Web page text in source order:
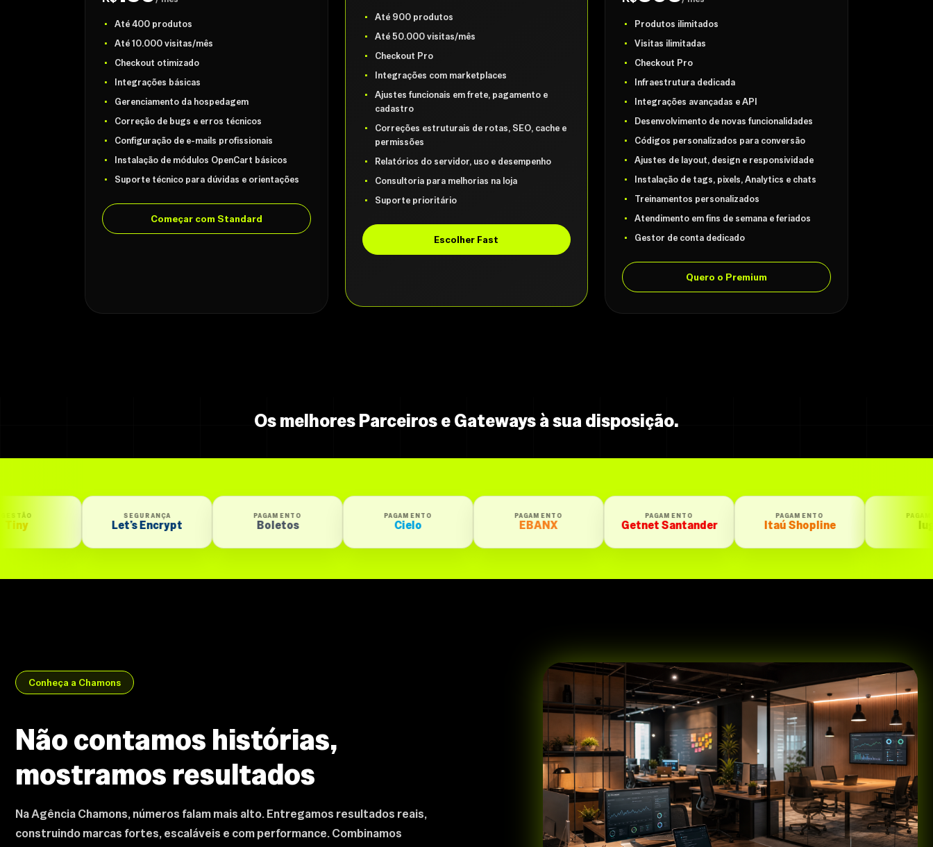
Até 400 produtos
Até 10.000 visitas/mês
Checkout otimizado
Integrações básicas
Gerenciamento da hospedagem
Correção de bugs e erros técnicos
Configuração de e-mails profissionais
Instalação de módulos OpenCart básicos
Suporte técnico para dúvidas e orientações
Começar com Standard
Até 900 produtos
Até 50.000 visitas/mês
Checkout Pro
Integrações com marketplaces
Ajustes funcionais em frete, pagamento e
cadastro
Correções estruturais de rotas, SEO, cache e
permissões
Relatórios do servidor, uso e desempenho
Consultoria para melhorias na loja
Suporte prioritário
Escolher Fast
Produtos ilimitados
Visitas ilimitadas
Checkout Pro
Infraestrutura dedicada
Integrações avançadas e API
Desenvolvimento de novas funcionalidades
Códigos personalizados para conversão
Ajustes de layout, design e responsividade
Instalação de tags, pixels, Analytics e chats
Treinamentos personalizados
Atendimento em fins de semana e feriados
Gestor de conta dedicado
Quero o Premium
Os melhores Parceiros e Gateways à sua disposição.
Let’s Encrypt
PAGAMENTO
Boletos
PAGAMENTO PAGAMENTO PAGAMENTO
Getnet Santander
PAGAMENTO
Itaú Shopline
PAGAMENTO
Iugu
Conheça a Chamons
Não contamos histórias,
mostramos resultados
Na Agência Chamons, números falam mais alto. Entregamos resultados reais,
construindo marcas fortes, escaláveis e com performance. Combinamos